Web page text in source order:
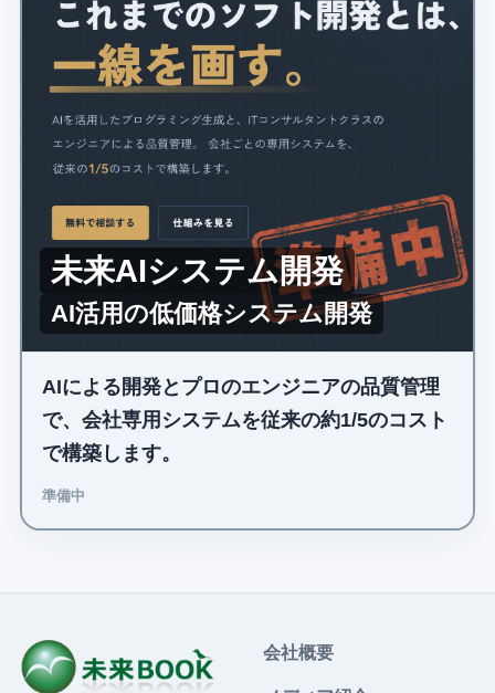
未来AIシステム開発
AI活用の低価格システム開発
AIによる開発とプロのエンジニアの品質管理
で、会社専用システムを従来の約1/5のコスト
で構築します。
準備中
会社概要